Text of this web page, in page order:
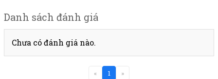
Danh sách đánh giá
Chưa có đánh giá nào.
« 1 »